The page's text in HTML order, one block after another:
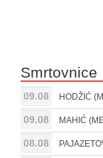
Smrtovnice
09.08 HODŽIĆ
09.08 MAHIĆ
08.08